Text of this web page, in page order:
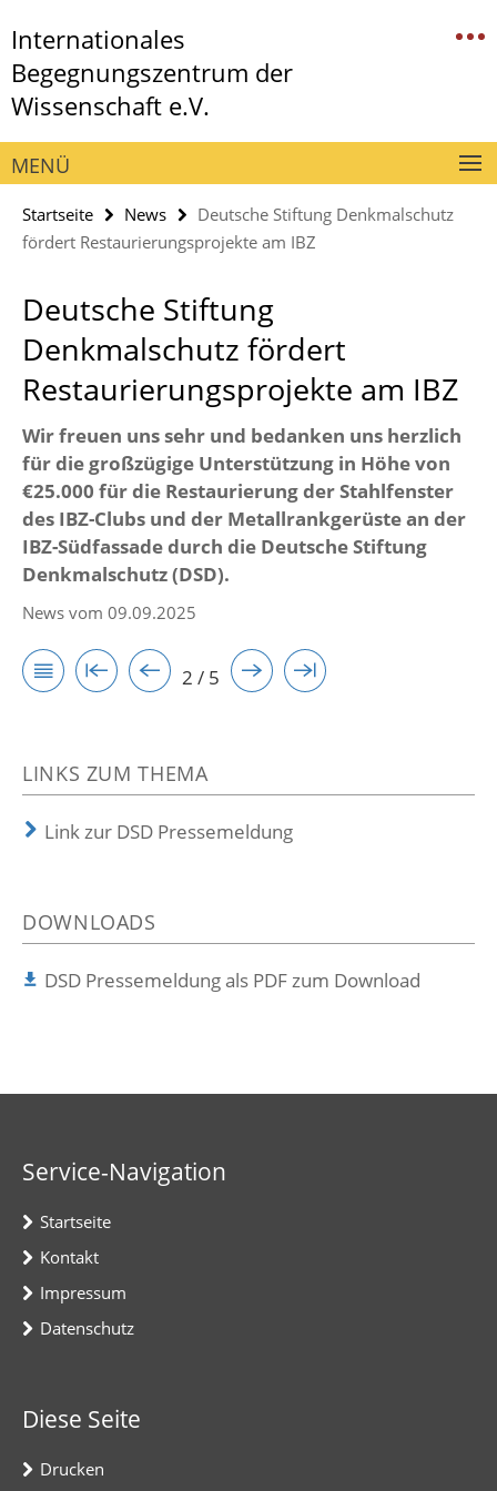
direkt
zu
Inhalt
Internationales
Begegnungszentrum der
Wissenschaft e.V.
Service-
Navigation
MENÜ
Startseite News
Deutsche Stiftung Denkmalschutz
fördert Restaurierungsprojekte am IBZ
Deutsche Stiftung
Denkmalschutz fördert
Restaurierungsprojekte am IBZ
Wir freuen uns sehr und bedanken uns herzlich
für die großzügige Unterstützung in Höhe von
€25.000 für die Restaurierung der Stahlfenster
des IBZ-Clubs und der Metallrankgerüste an der
IBZ-Südfassade durch die Deutsche Stiftung
Denkmalschutz (DSD).
News vom 09.09.2025
2 / 5
LINKS ZUM THEMA
Link zur DSD Pressemeldung
DOWNLOADS
DSD Pressemeldung als PDF zum Download
Service-Navigation
Startseite
Kontakt
Impressum
Datenschutz
Diese Seite
Drucken